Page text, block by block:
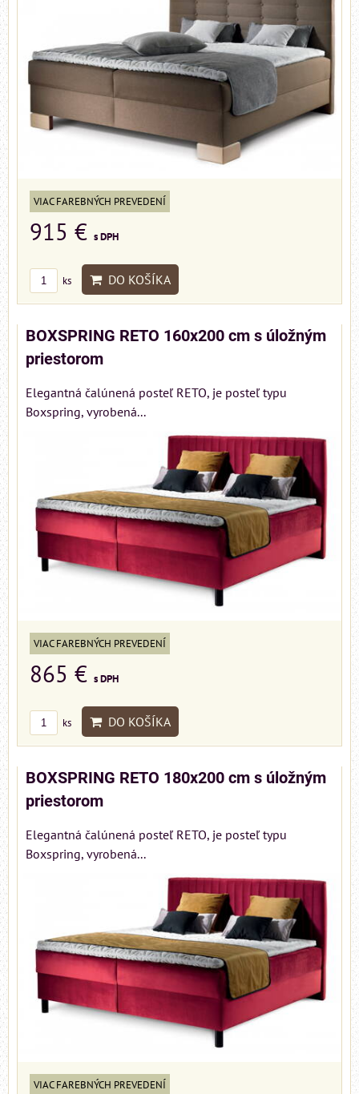
VIAC FAREBNÝCH PREVEDENÍ
915 € s DPH
ks DO KOŠÍKA
BOXSPRING RETO 160x200 cm s úložným
priestorom
Elegantná čalúnená posteľ RETO, je posteľ typu
Boxspring, vyrobená...
VIAC FAREBNÝCH PREVEDENÍ
865 € s DPH
ks DO KOŠÍKA
BOXSPRING RETO 180x200 cm s úložným
priestorom
Elegantná čalúnená posteľ RETO, je posteľ typu
Boxspring, vyrobená...
VIAC FAREBNÝCH PREVEDENÍ